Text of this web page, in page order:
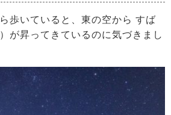
歩いていると、東の空から すば
が昇ってきているのに気づきまし